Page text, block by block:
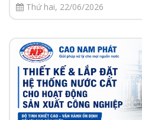
Thứ hai, 22/06/2026